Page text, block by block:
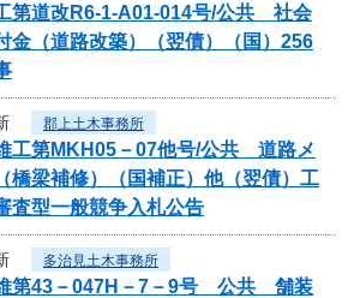
第道改R6-1-A01-014号/公共 社会
金（道路改築）（翌債）（国）256
郡上土木事務所
工第MKH05－07他号/公共 道路メ
橋梁補修）（国補正）他（翌債）工
査型一般競争入札公告
多治見土木事務所
維第43－047H－7－9号 公共 舗装